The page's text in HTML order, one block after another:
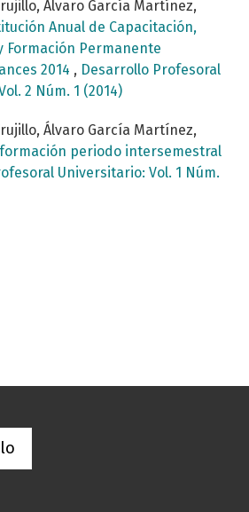
Álvaro García Martínez,
Anual de Capacitación,
Formación Permanente
2014 , Desarrollo Profesoral
2 Núm. 1 (2014)
Álvaro García Martínez,
periodo intersemestral
Universitario: Vol. 1 Núm.